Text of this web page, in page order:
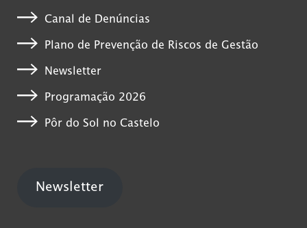
Canal de Denúncias
Plano de Prevenção de Riscos de Gestão
Newsletter
Programação 2026
Pôr do Sol no Castelo
Newsletter